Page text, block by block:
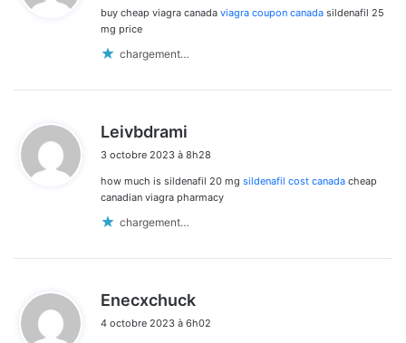
buy cheap viagra canada viagra coupon canada sildenafil 25
mg price
chargement…
Leivbdrami
t
:
3 octobre 2023 à 8h28
how much is sildenafil 20 mg sildenafil cost canada cheap
canadian viagra pharmacy
chargement…
Enecxchuck
t
4 octobre 2023 à 6h02